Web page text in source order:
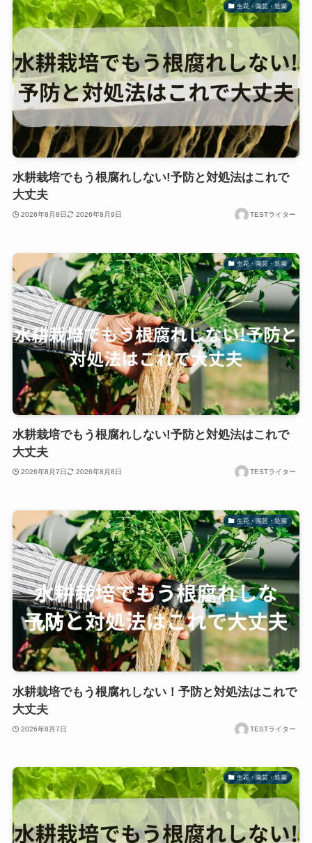
生花・園芸・造園
水耕栽培でもう根腐れしない!予防と対処法はこれで
大丈夫
2026年8月8日 2026年8月9日 TESTライター
生花・園芸・造園
水耕栽培でもう根腐れしない!予防と対処法はこれで
大丈夫
2026年8月7日 2026年8月8日 TESTライター
生花・園芸・造園
水耕栽培でもう根腐れしない！予防と対処法はこれで
大丈夫
2026年8月7日 TESTライター
生花・園芸・造園